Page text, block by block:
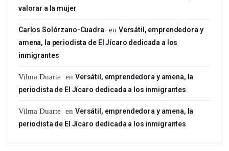
valorar a la mujer
Carlos Solórzano-Cuadra en Versátil, emprendedora y
amena, la periodista de El Jícaro dedicada a los
inmigrantes
Vilma Duarte en Versátil, emprendedora y amena, la
periodista de El Jícaro dedicada a los inmigrantes
Vilma Duarte en Versátil, emprendedora y amena, la
periodista de El Jícaro dedicada a los inmigrantes